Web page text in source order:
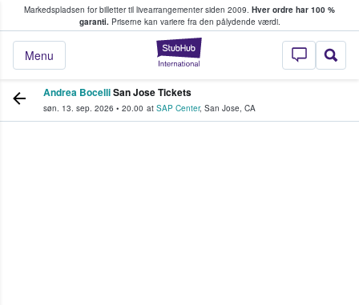
Markedspladsen for billetter til livearrangementer siden 2009. Hver ordre har 100 %
garanti.Priserne kan variere fra den pålydende værdi.
StubHub - Hvor
Menu
køber og sælger billetter
Andrea BocelliSan Jose Tickets
søn. 13. sep. 2026 • 20.00 at SAP Center, San Jose, CA